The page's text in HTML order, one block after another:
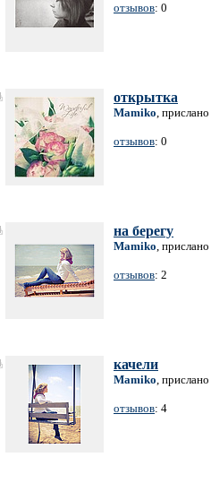
отзывов: 0
открытка
Mamiko,
отзывов: 0
на берегу
Mamiko,
отзывов: 2
качели
Mamiko,
отзывов: 4